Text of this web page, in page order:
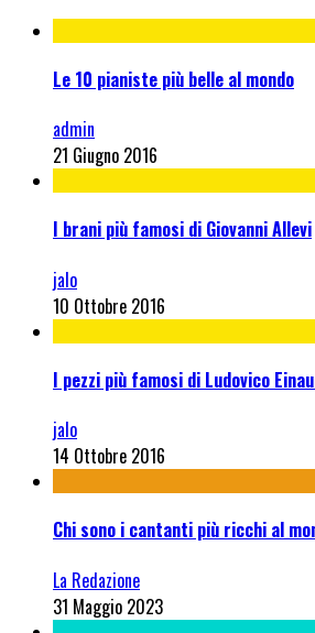
Le 10 pianiste più belle al mondo
admin
21 Giugno 2016
I brani più famosi di Giovanni Allevi
jalo
10 Ottobre 2016
I pezzi più famosi di Ludovico
jalo
14 Ottobre 2016
Chi sono i cantanti più ricchi al
La Redazione
31 Maggio 2023